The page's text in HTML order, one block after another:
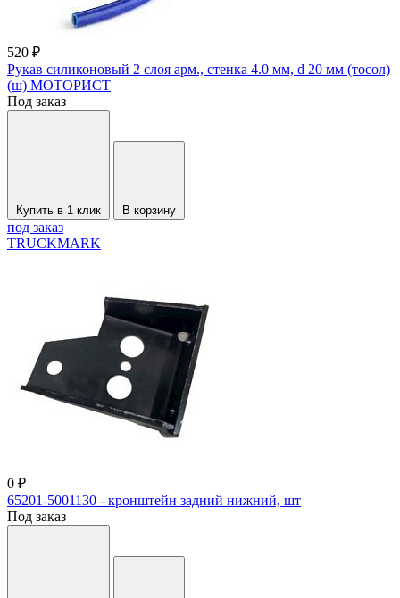
520 ₽
Рукав силиконовый 2 слоя арм., стенка 4.0 мм, d 20 мм (тосол)
(ш) МОТОРИСТ
Под заказ
Купить в 1 клик В корзину
под заказ
TRUCKMARK
0 ₽
65201-5001130 - кронштейн задний нижний, шт
Под заказ